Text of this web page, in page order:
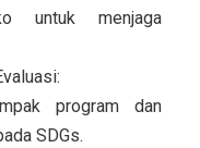
untuk menjaga
program dan
SDGs.